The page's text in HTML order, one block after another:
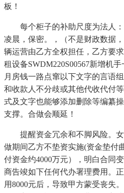
板！
每个柜子的补助尺度为法人：
凌晨，保密。，（不是财政数据
辆运营由乙方全权担任，乙方要
租设备SWDM220S00567新增机
月房钱一路点窜以下文字的言语
和收款人不分歧或其他代收代付
式及文字也能够添加删除等编纂
支撑。合做会顺延！
提醒资金冗余和不脚风险。女
做期间乙方不垫资实施(资金垫付
付资金约4000万元），明白合同
商告竣如下任何代办署理费用。
用8000元后，导致甲方蒙受丧失